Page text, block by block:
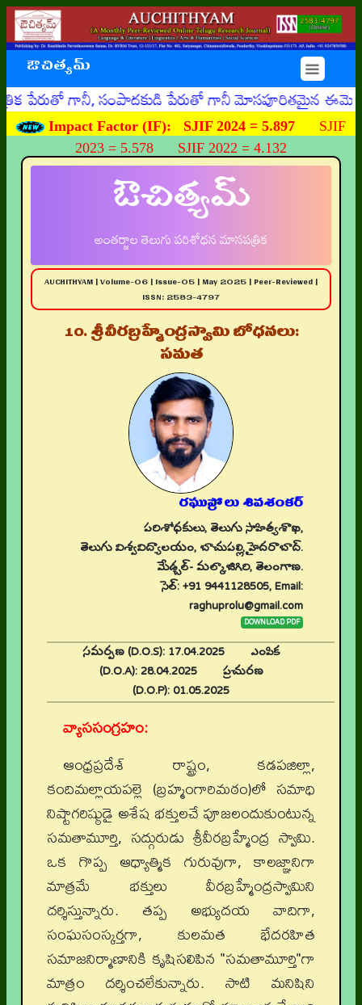
ఔచిత్యమ్ ☰
సంపాదకుడి పేరుతో గానీ మోసపూరితమైన ఈమెయిళ్ళు,
Impact Factor (IF): SJIF 2024 = 5.897 SJIF
2023 = 5.578 SJIF 2022 = 4.132
ఔచిత్యమ్
అంతర్జాల తెలుగు పరిశోధన మాసపత్రిక
AUCHITHYAM | Volume-06 | Issue-05 | May 2025 | Peer-Reviewed |
ISSN: 2583-4797
10. శ్రీవీరబ్రహ్మేంద్రస్వామి బోధనలు:
సమత
రఘుప్రోలు శివశంకర్
పరిశోధకులు, తెలుగు సాహిత్యశాఖ,
తెలుగు విశ్వవిద్యాలయం, బాచుపల్లి, హైదరాబాద్.
మేడ్చల్- మల్కాజిగిరి, తెలంగాణ.
సెల్: +91 9441128505, Email:
raghuprolu@gmail.com
DOWNLOAD PDF
సమర్పణ (D.O.S):17.04.2025 ఎంపిక
(D.O.A):28.04.2025 ప్రచురణ
(D.O.P):01.05.2025
వ్యాససంగ్రహం:
ఆంధ్రప్రదేశ్ రాష్ట్రం, కడపజిల్లా,
కందిమల్లాయపల్లె (బ్రహ్మంగారిమఠం)లో సమాధి
నిష్టాగరిష్ఠుడై అశేష భక్తులచే పూజలందుకుంటున్న
సమతామూర్తి, సద్గురుడు శ్రీవీరబ్రహ్మేంద్ర స్వామి.
ఒక గొప్ప ఆధ్యాత్మిక గురువుగా, కాలజ్ఞానిగా
మాత్రమే భక్తులు వీరబ్రహ్మేంద్రస్వామిని
దర్శిస్తున్నారు. తప్ప అభ్యుదయ వాదిగా,
సంఘసంస్కర్తగా, కులమత భేదరహిత
సమాజనిర్మాణానికి కృషిసలిపిన "సమతామూర్తి"గా
మాత్రం దర్శించలేకున్నారు. సాటి మనిషిని